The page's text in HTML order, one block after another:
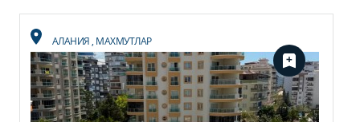
АЛАНИЯ, МАХМУТЛАР